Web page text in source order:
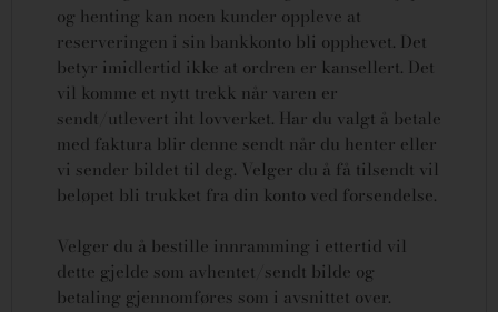
og henting kan noen kunder oppleve at
reserveringen i sin bankkonto bli opphevet. Det
betyr imidlertid ikke at ordren er kansellert. Det
vil komme et nytt trekk når varen er
sendt/utlevert iht lovverket. Har du valgt å betale
med faktura blir denne sendt når du henter eller
vi sender bildet til deg. Velger du å få tilsendt vil
beløpet bli trukket fra din konto ved forsendelse.
Velger du å bestille innramming i ettertid vil
dette gjelde som avhentet/sendt bilde og
betaling gjennomføres som i avsnittet over.